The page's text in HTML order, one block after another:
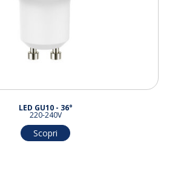
LED GU10 - 36°
220-240V
Scopri